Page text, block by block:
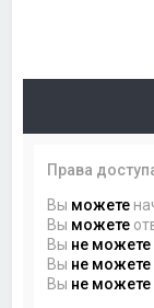
Права
Вы можете
Вы можете
Вы не можете
Вы не можете
Вы не можете